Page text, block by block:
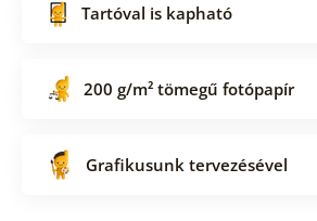
Tartóval is kapható
200 g/m² tömegű fotópapír
Grafikusunk tervezésével